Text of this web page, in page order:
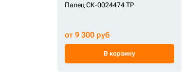
Палец СК-0024474 TP
от 9 300 руб
В корзину